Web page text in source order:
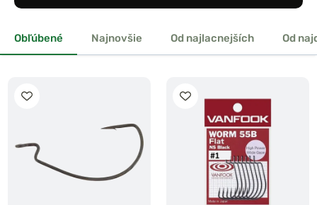
Obľúbené Najnovšie Od najlacnejších Od